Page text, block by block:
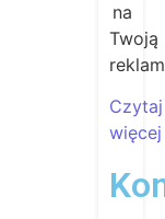
na
Twoją
Czytaj
więcej